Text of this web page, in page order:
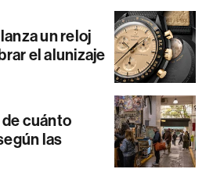
un reloj
el alunizaje
cuánto
las